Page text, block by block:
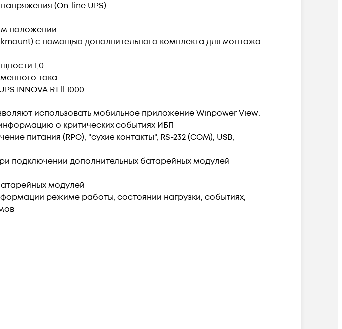
(On-line UPS)
положении
с помощью дополнительного комплекта для монтажа
1,0
тока
INNOVA RT ll 1000
использовать мобильное приложение Winpower View:
о критических событиях ИБП
питания (RPO), "сухие контакты", RS-232 (COM), USB,
подключении дополнительных батарейных модулей
модулей
режиме работы, состоянии нагрузки, событиях,